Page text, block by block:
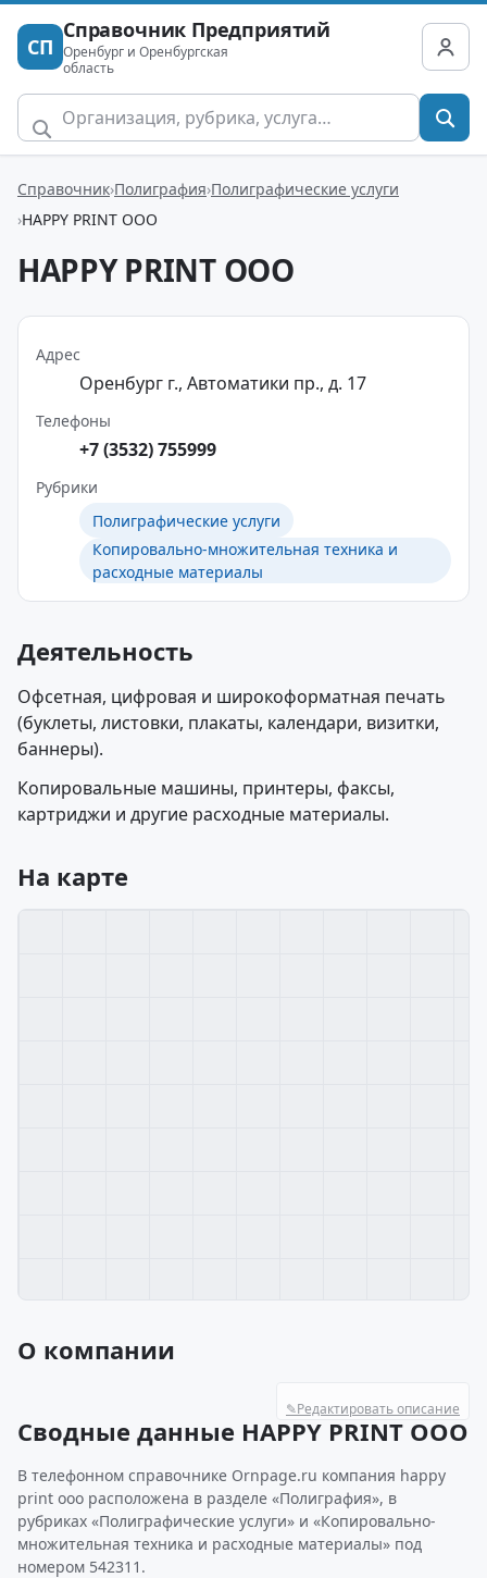
СП
Справочник Предприятий
Оренбург и Оренбургская
область
Справочник Полиграфия Полиграфические услуги
HAPPY PRINT ООО
HAPPY PRINT ООО
Адрес
Оренбург г., Автоматики пр., д. 17
Телефоны
+7 (3532) 755999
Рубрики
Полиграфические услуги
Копировально-множительная техника и
расходные материалы
Деятельность
Офсетная, цифровая и широкоформатная печать
(буклеты, листовки, плакаты, календари, визитки,
баннеры).
Копировальные машины, принтеры, факсы,
картриджи и другие расходные материалы.
На карте
О компании
✎Редактировать описание
Сводные данные HAPPY PRINT ООО
В телефонном справочнике Ornpage.ru компания happy
print ооо расположена в разделе «Полиграфия», в
рубриках «Полиграфические услуги» и «Копировально-
множительная техника и расходные материалы» под
номером 542311.